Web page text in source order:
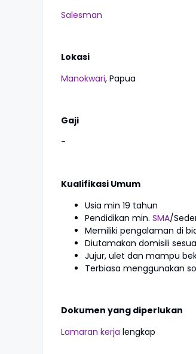
Salesman
Lokasi
Manokwari, Papua
Gaji
-
Kualifikasi Umum
Usia min 19 tahun
Pendidikan min. SMA/
Memiliki pengalaman di
Diutamakan domisili
Jujur, ulet dan mampu
Terbiasa menggunakan
Dokumen yang diperlukan
Lamaran kerja lengkap